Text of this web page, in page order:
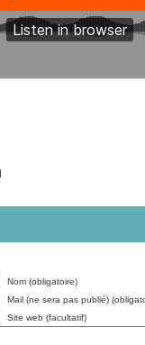
Nom (obligatoire)
Mail (ne sera pas publié)
Site web (facultatif)